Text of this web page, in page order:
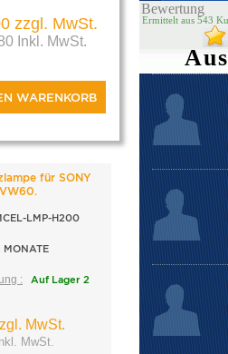
Bewertung
Ermittelt aus 543
zzgl. MwSt.
Inkl. MwSt.
WARENKORB
für SONY
LMP-H200
MONATE
:
Auf Lager 2
MwSt.
MwSt.